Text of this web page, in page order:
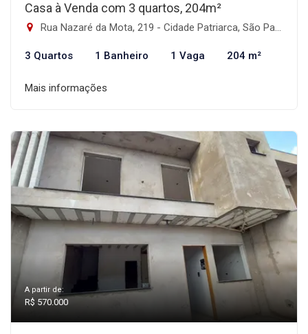
Casa à Venda com 3 quartos, 204m²
Rua Nazaré da Mota, 219 - Cidade Patriarca, São Paulo-SP
3 Quartos 1 Banheiro 1 Vaga 204 m²
Mais informações
A partir de:
R$ 570.000